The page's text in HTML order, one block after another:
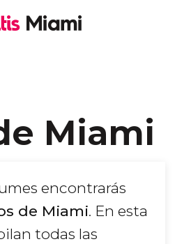
Miami
encontrarás
de Miami. En esta
todas las